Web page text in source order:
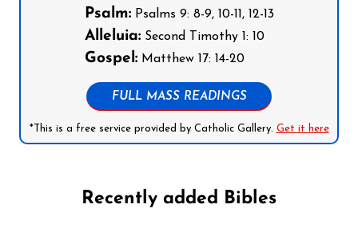
Psalm:Psalms 9: 8-9, 10-11, 12-13
Alleluia:Second Timothy 1: 10
Gospel:Matthew 17: 14-20
FULL MASS READINGS
*This is a free service provided by Catholic Gallery. Get it here
Recently added Bibles